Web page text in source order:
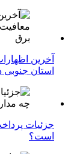
استان
جزئیات
است؟